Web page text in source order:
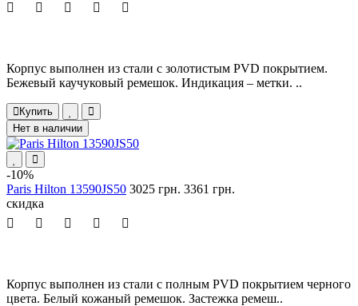
Корпус выполнен из стали с золотистым PVD покрытием.
Бежевый каучуковый ремешок. Индикация – метки. ..
Купить
Нет в наличии
-10%
Paris Hilton 13590JS50 3025 грн. 3361 грн.
скидка
Корпус выполнен из стали с полным PVD покрытием черного
цвета. Белый кожаный ремешок. Застежка ремеш..